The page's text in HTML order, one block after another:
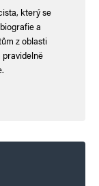
prolhané
zjistíte, jak
který se
a
z oblasti
pravidelně